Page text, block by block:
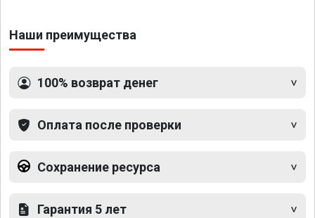
Наши преимущества
100% возврат денег
Оплата после проверки
Сохранение ресурса
Гарантия 5 лет